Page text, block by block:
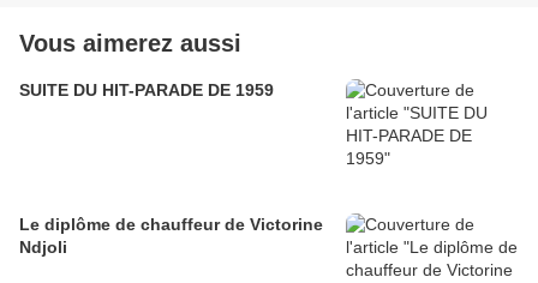
Vous aimerez aussi
SUITE DU HIT-PARADE DE 1959
Le diplôme de chauffeur de Victorine
Ndjoli